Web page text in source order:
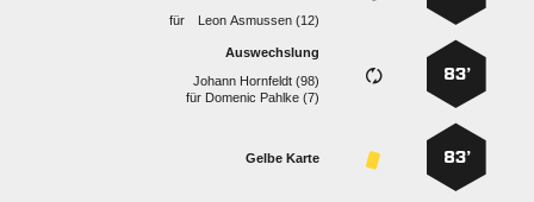
für
  
83’
Auswechslung
  
für   
83’
Gelbe Karte